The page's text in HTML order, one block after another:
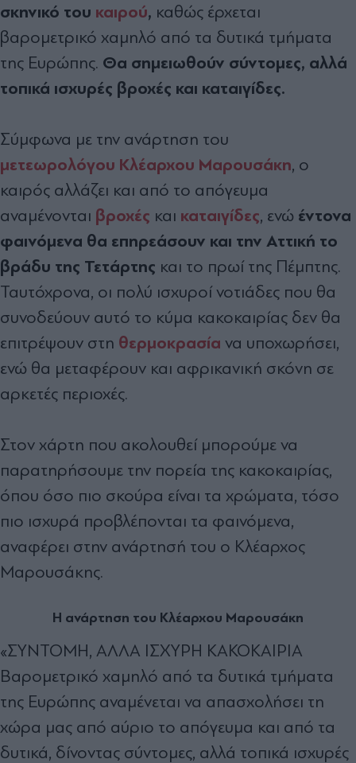
σκηνικό του καιρού, καθώς έρχεται
βαρομετρικό χαμηλό από τα δυτικά τμήματα
της Ευρώπης. Θα σημειωθούν σύντομες, αλλά
τοπικά ισχυρές βροχές και καταιγίδες.
Σύμφωνα με την ανάρτηση του
μετεωρολόγου Κλέαρχου Μαρουσάκη, ο
καιρός αλλάζει και από το απόγευμα
αναμένονται βροχές και καταιγίδες, ενώ έντονα
φαινόμενα θα επηρεάσουν και την Αττική το
βράδυ της Τετάρτης και το πρωί της Πέμπτης.
Ταυτόχρονα, οι πολύ ισχυροί νοτιάδες που θα
συνοδεύουν αυτό το κύμα κακοκαιρίας δεν θα
επιτρέψουν στη θερμοκρασία να υποχωρήσει,
ενώ θα μεταφέρουν και αφρικανική σκόνη σε
αρκετές περιοχές.
Στον χάρτη που ακολουθεί μπορούμε να
παρατηρήσουμε την πορεία της κακοκαιρίας,
όπου όσο πιο σκούρα είναι τα χρώματα, τόσο
πιο ισχυρά προβλέπονται τα φαινόμενα,
αναφέρει στην ανάρτησή του ο Κλέαρχος
Μαρουσάκης.
Η ανάρτηση του Κλέαρχου Μαρουσάκη
«ΣΥΝΤΟΜΗ, ΑΛΛΑ ΙΣΧΥΡΗ ΚΑΚΟΚΑΙΡΙΑ
Βαρομετρικό χαμηλό από τα δυτικά τμήματα
της Ευρώπης αναμένεται να απασχολήσει τη
χώρα μας από αύριο το απόγευμα και από τα
δυτικά, δίνοντας σύντομες, αλλά τοπικά ισχυρές